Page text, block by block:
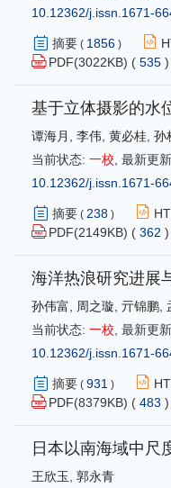
10.12362/j.issn.1671-
摘要 ( 1856 )
PDF(3022KB) ( 535 )
基于立体摄影的水
谭海月 李伟 黄必桂 孙
当前状态: 一校 最新更
10.12362/j.issn.1671-
摘要 ( 238 )
PDF(2149KB) ( 362 )
海洋热浪研究进展
孙伟富 周之璇 亓锦鹏
当前状态: 一校 最新更
10.12362/j.issn.1671-
摘要 ( 931 )
PDF(8379KB) ( 483 )
日本以南海域中尺
王欣玉
郭永青